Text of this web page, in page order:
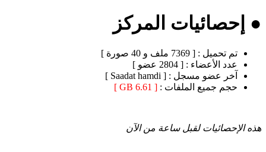
● إحصائيات المركز
تم تحميل : [ 7369 ملف و 40 صورة ]
عدد الأعضاء : [ 2804 عضو ]
آخر عضو مسجل : [ Saadat hamdi ]
حجم جميع الملفات : [ 6.61 GB ]
هذه الإحصائيات لقبل ساعة من الآن